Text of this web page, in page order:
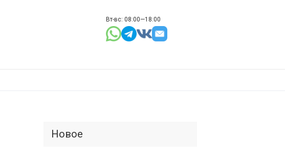
Вт-вс: 08:00—18:00
Новое